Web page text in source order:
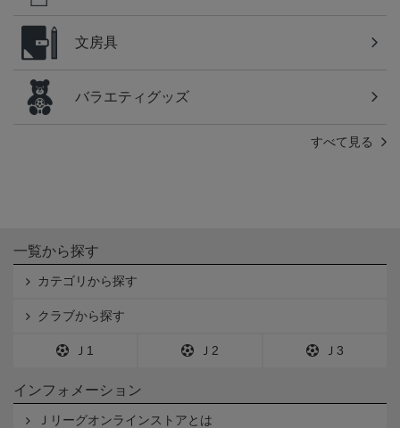
文房具
バラエティグッズ
すべて見る
一覧から探す
カテゴリから探す
クラブから探す
Ｊ1 Ｊ2 Ｊ3
インフォメーション
Ｊリーグオンラインストアとは